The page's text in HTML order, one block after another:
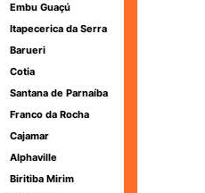
Embu Guaçú
Itapecerica da Serra
Barueri
Cotia
Santana de Parnaíba
Franco da Rocha
Cajamar
Alphaville
Biritiba Mirim